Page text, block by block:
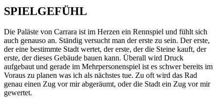
SPIELGEFÜHL
Die Paläste von Carrara ist im Herzen ein Rennspiel und fühlt sich
auch genauso an. Ständig versucht man der erste zu sein. Der erste,
der eine bestimmte Stadt wertet, der erste, der die Steine kauft, der
erste, der dieses Gebäude bauen kann. Überall wird Druck
aufgebaut und gerade im Mehrpersonenspiel ist es schwer bereits im
Voraus zu planen was ich als nächstes tue. Zu oft wird das Rad
genau einen Zug vor mir abgeräumt, oder die Stadt ein Zug vor mir
gewertet.